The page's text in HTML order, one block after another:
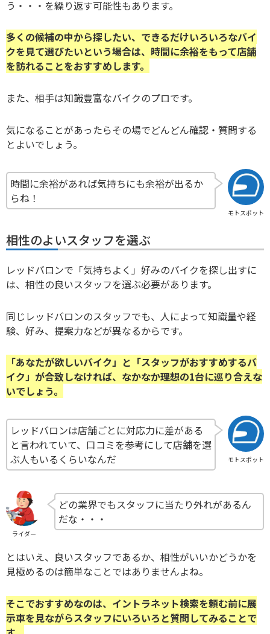
う・・・を繰り返す可能性もあります。
多くの候補の中から探したい、できるだけいろいろなバイ
クを見て選びたいという場合は、時間に余裕をもって店舗
を訪れることをおすすめします。
また、相手は知識豊富なバイクのプロです。
気になることがあったらその場でどんどん確認・質問する
とよいでしょう。
モトスポット
時間に余裕があれば気持ちにも余裕が出るか
らね！
相性のよいスタッフを選ぶ
レッドバロンで「気持ちよく」好みのバイクを探し出すに
は、相性の良いスタッフを選ぶ必要があります。
同じレッドバロンのスタッフでも、人によって知識量や経
験、好み、提案力などが異なるからです。
「あなたが欲しいバイク」と「スタッフがおすすめするバ
イク」が合致しなければ、なかなか理想の1台に巡り合えな
いでしょう。
モトスポット
レッドバロンは店舗ごとに対応力に差がある
と言われていて、口コミを参考にして店舗を選
ぶ人もいるくらいなんだ
ライダー
どの業界でもスタッフに当たり外れがあるん
だな・・・
とはいえ、良いスタッフであるか、相性がいいかどうかを
見極めるのは簡単なことではありませんよね。
そこでおすすめなのは、イントラネット検索を頼む前に展
示車を見ながらスタッフにいろいろと質問してみることで